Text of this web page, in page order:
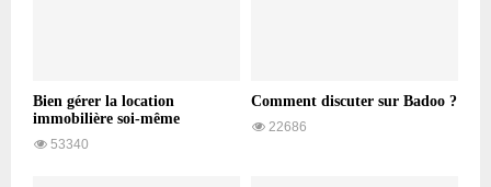
Bien gérer la location
immobilière soi-même
53340
Comment discuter sur Badoo ?
22686